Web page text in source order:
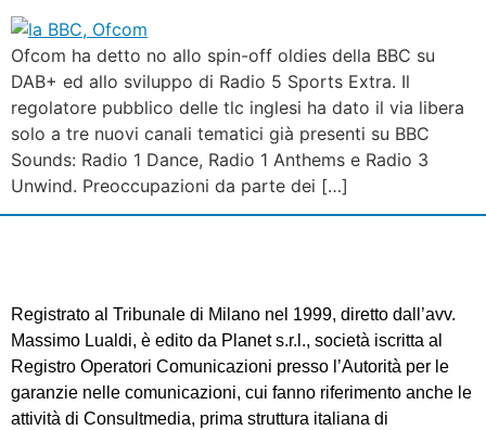
Ofcom ha detto no allo spin-off oldies della BBC su
DAB+ ed allo sviluppo di Radio 5 Sports Extra. Il
regolatore pubblico delle tlc inglesi ha dato il via libera
solo a tre nuovi canali tematici già presenti su BBC
Sounds: Radio 1 Dance, Radio 1 Anthems e Radio 3
Unwind. Preoccupazioni da parte dei […]
Registrato al Tribunale di Milano nel 1999, diretto dall’avv.
Massimo Lualdi, è edito da Planet s.r.l., società iscritta al
Registro Operatori Comunicazioni presso l’Autorità per le
garanzie nelle comunicazioni, cui fanno riferimento anche le
attività di Consultmedia, prima struttura italiana di